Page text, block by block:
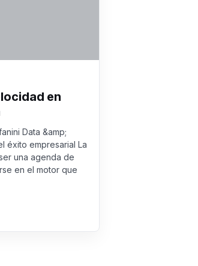
en
Data &amp;
éxito empresarial La
una agenda de
en el motor que